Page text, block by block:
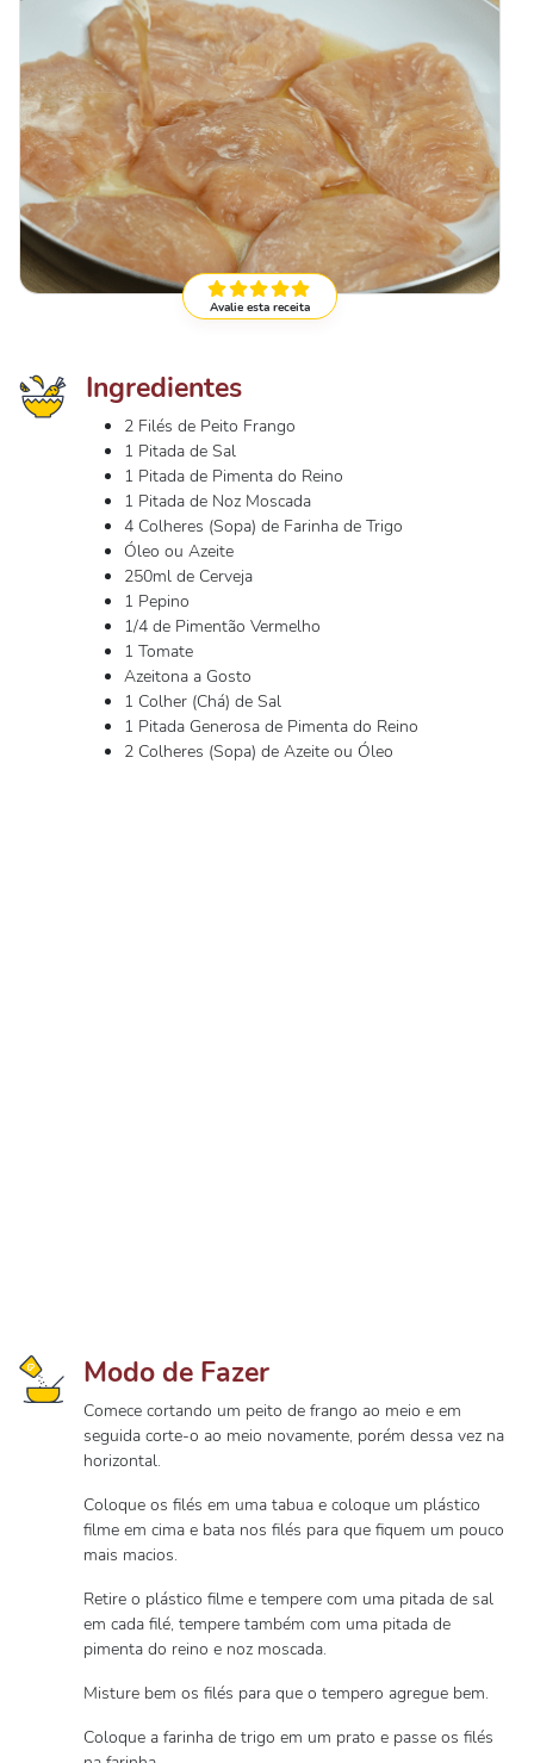
Avalie esta receita
Ingredientes
2 Filés de Peito Frango
1 Pitada de Sal
1 Pitada de Pimenta do Reino
1 Pitada de Noz Moscada
4 Colheres (Sopa) de Farinha de Trigo
Óleo ou Azeite
250ml de Cerveja
1 Pepino
1/4 de Pimentão Vermelho
1 Tomate
Azeitona a Gosto
1 Colher (Chá) de Sal
1 Pitada Generosa de Pimenta do Reino
2 Colheres (Sopa) de Azeite ou Óleo
Modo de Fazer
Comece cortando um peito de frango ao meio e em
seguida corte-o ao meio novamente, porém dessa vez na
horizontal.
Coloque os filés em uma tabua e coloque um plástico
filme em cima e bata nos filés para que fiquem um pouco
mais macios.
Retire o plástico filme e tempere com uma pitada de sal
em cada filé, tempere também com uma pitada de
pimenta do reino e noz moscada.
Misture bem os filés para que o tempero agregue bem.
Coloque a farinha de trigo em um prato e passe os filés